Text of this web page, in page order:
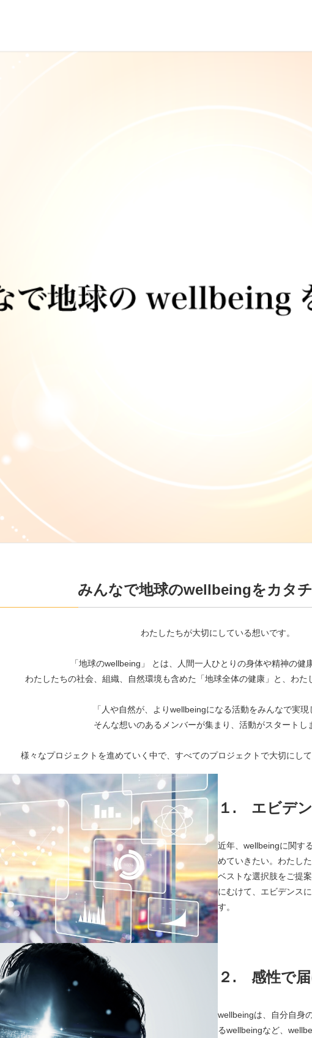
みんなで地球のwellbeingをカタ
わたしたちが大切にしている想いです。
「地球のwellbeing」 とは、人間一人ひとりの身体や精神の健
わたしたちの社会、組織、自然環境も含めた「地球全体の健康」と、わた
「人や自然が、よりwellbeingになる活動をみんなで実現
そんな想いのあるメンバーが集まり、活動がスタートし
様々なプロジェクトを進めていく中で、すべてのプロジェクトで大切にし
１. エビデ
近年、wellbeingに関す
めていきたい。わたし
ベストな選択肢をご提
にむけて、エビデンス
す。
２. 感性で
wellbeingは、自分自身
るwellbeingなど、